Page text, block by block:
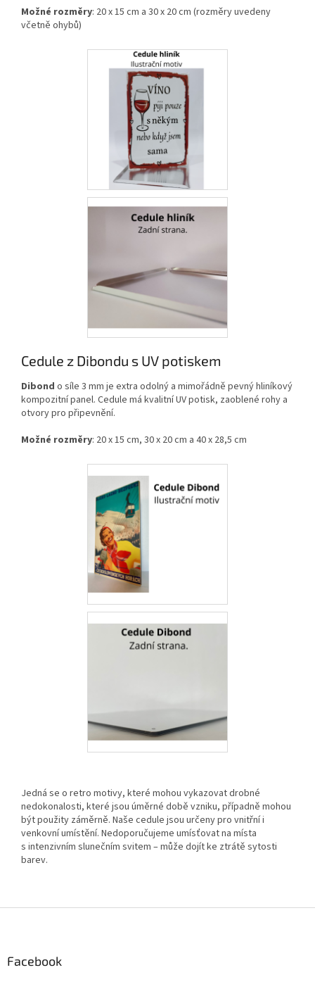
Možné rozměry: 20 x 15 cm a 30 x 20 cm (rozměry uvedeny
včetně ohybů)
Cedule z Dibondu s UV potiskem
Dibond o síle 3 mm je extra odolný a mimořádně pevný hliníkový
kompozitní panel. Cedule má kvalitní UV potisk, zaoblené rohy a
otvory pro připevnění.
Možné rozměry: 20 x 15 cm, 30 x 20 cm a 40 x 28,5 cm
Jedná se o retro motivy, které mohou vykazovat drobné
nedokonalosti, které jsou úměrné době vzniku, případně mohou
být použity záměrně. Naše cedule jsou určeny pro vnitřní i
venkovní umístění. Nedoporučujeme umísťovat na místa
s intenzivním slunečním svitem – může dojít ke ztrátě sytosti
barev.
Facebook